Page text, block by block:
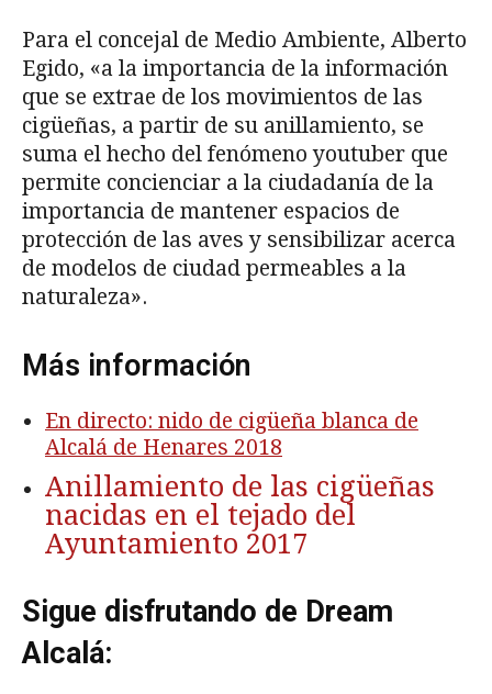
Para el concejal de Medio Ambiente, Alberto
Egido, «a la importancia de la información
que se extrae de los movimientos de las
cigüeñas, a partir de su anillamiento, se
suma el hecho del fenómeno youtuber que
permite concienciar a la ciudadanía de la
importancia de mantener espacios de
protección de las aves y sensibilizar acerca
de modelos de ciudad permeables a la
naturaleza».
Más información
En directo: nido de cigüeña blanca de
Alcalá de Henares 2018
Anillamiento de las cigüeñas
nacidas en el tejado del
Ayuntamiento 2017
Sigue disfrutando de Dream
Alcalá: